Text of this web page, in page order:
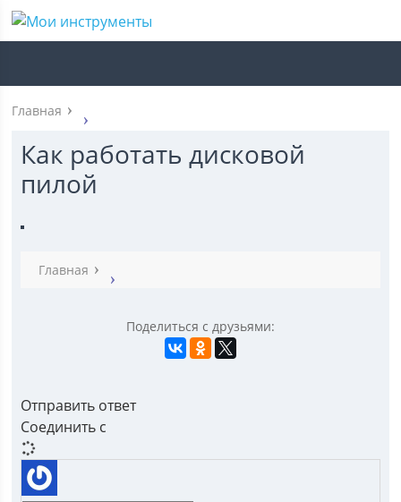
Главная
Как работать дисковой
пилой
Главная
Поделиться с друзьями:
Отправить ответ
Соединить с